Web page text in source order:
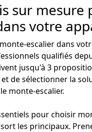
sur
votre
monte-escalierdans
qualifiés
jusqu'à 3
de sélectionner la
monte-escalier.
pour choisir
les principaux.